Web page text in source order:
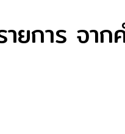
ยการ จาก